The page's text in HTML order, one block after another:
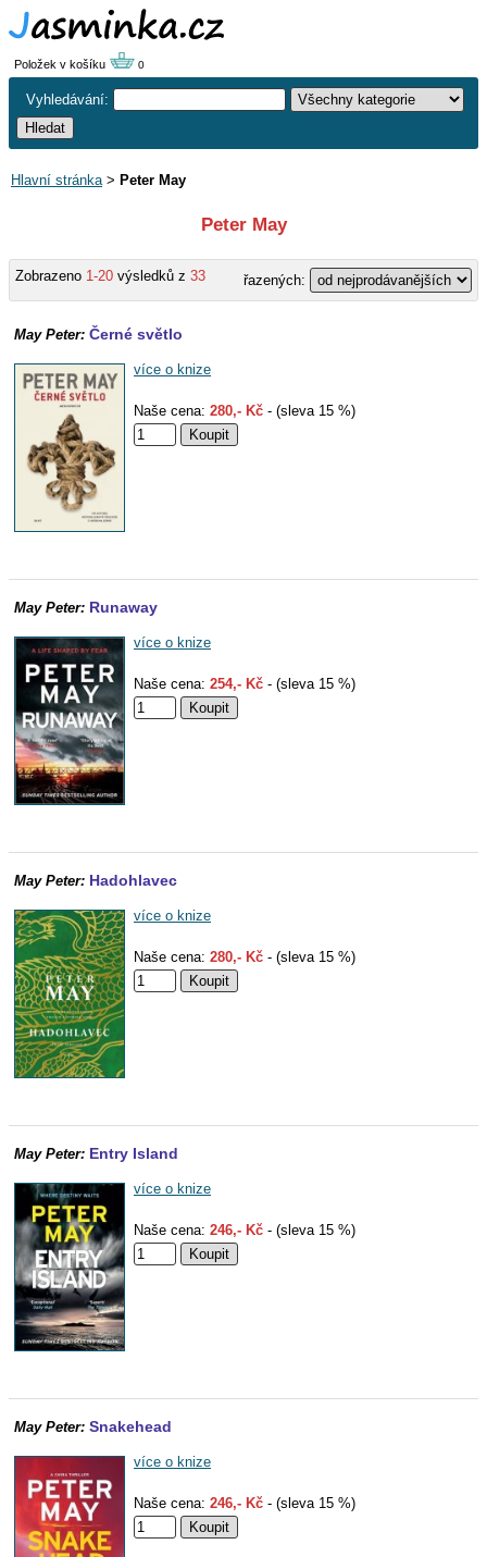
Položek v košíku 0
Vyhledávání:
Hlavní stránka> Peter May
Peter May
Zobrazeno 1-20 výsledků z 33 řazených:
May Peter: Černé světlo
více o knize
Naše cena: 280,- Kč - (sleva 15 %)
May Peter: Runaway
více o knize
Naše cena: 254,- Kč - (sleva 15 %)
May Peter: Hadohlavec
více o knize
Naše cena: 280,- Kč - (sleva 15 %)
May Peter: Entry Island
více o knize
Naše cena: 246,- Kč - (sleva 15 %)
May Peter: Snakehead
více o knize
Naše cena: 246,- Kč - (sleva 15 %)